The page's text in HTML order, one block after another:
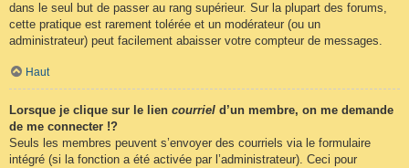
dans le seul but de passer au rang supérieur. Sur la plupart des forums,
cette pratique est rarement tolérée et un modérateur (ou un
administrateur) peut facilement abaisser votre compteur de messages.
Haut
Lorsque je clique sur le lien courriel d’un membre, on me demande
de me connecter !?
Seuls les membres peuvent s’envoyer des courriels via le formulaire
intégré (si la fonction a été activée par l’administrateur). Ceci pour